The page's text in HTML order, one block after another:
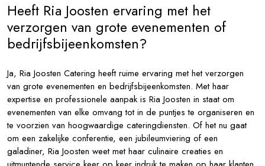
Heeft Ria Joosten ervaring met het
verzorgen van grote evenementen of
bedrijfsbijeenkomsten?
Ja, Ria Joosten Catering heeft ruime ervaring met het verzorgen
van grote evenementen en bedrijfsbijeenkomsten. Met haar
expertise en professionele aanpak is Ria Joosten in staat om
evenementen van elke omvang tot in de puntjes te organiseren en
te voorzien van hoogwaardige cateringdiensten. Of het nu gaat
om een zakelijke conferentie, een jubileumviering of een
galadiner, Ria Joosten weet met haar culinaire creaties en